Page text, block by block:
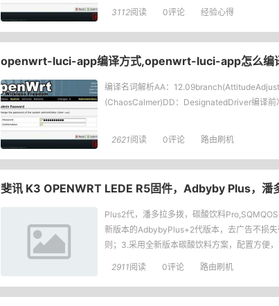
3112阅读 0评论 经验心得
openwrt-luci-app编译方式,openwrt-luci-app怎么编
编译名词解析AA：
(ChaosCalmer)DD：DesignatedDriver编译
2621阅读 0评论 路由刷机
斐讯 K3 OPENWRT LEDE R5固件，Adbyby Plus，潘
Plus2代，潘多拉多拨，碳酸饮料
新版本的AdbybyPlus+2代版本，去广告不损
则；3.采用全新版本碳酸饮料方案，配置方便
2911阅读 0评论 路由刷机